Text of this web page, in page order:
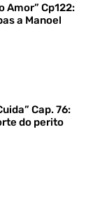
Amor” Cp122:
a Manoel
Cap. 76:
do perito